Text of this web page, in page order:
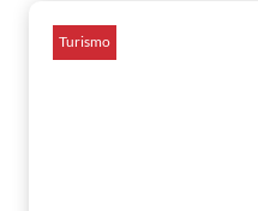
Turismo